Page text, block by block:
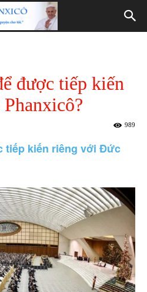
được tiếp kiến
989
tiếp kiến riêng với Đức